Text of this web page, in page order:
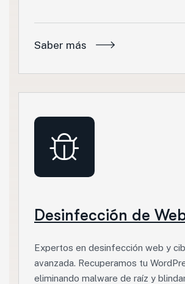
Saber más
Desinfección de
Expertos en desinfección web y
avanzada. Recuperamos tu
eliminando malware de raíz y